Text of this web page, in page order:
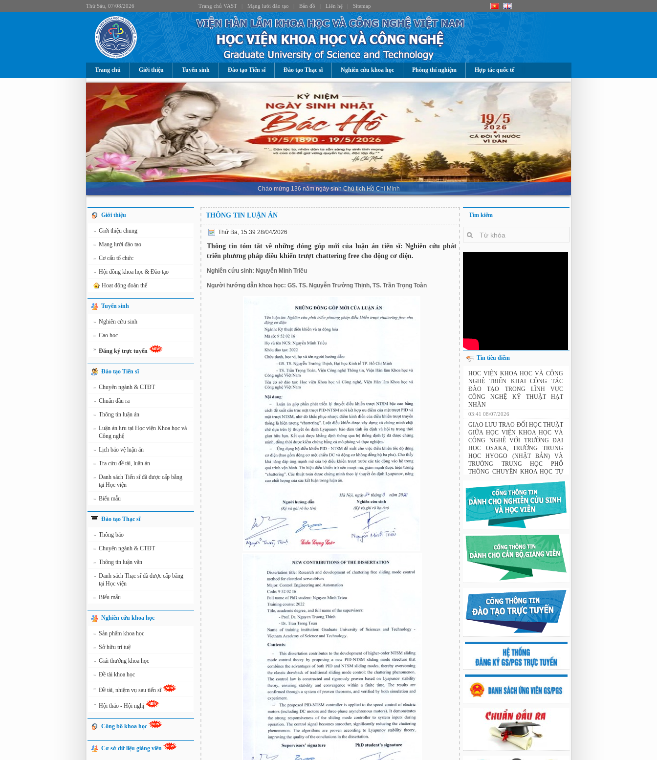
Thứ Sáu, 07/08/2026 Trang chủ VAST| Mạng lưới đào tạo Bản đồ Liên hệ| Sitemap
Trang chủ Giới thiệu Tuyển sinh Đào tạo Tiến sĩ Đào tạo Thạc sĩ Nghiên cứu khoa học Phòng thí nghiệm Hợp tác quốc tế
Chào mừng 136 năm ngày sinh Chủ tịch Hồ Chí Minh
Giới thiệu
» Giới thiệu chung
» Mạng lưới đào tạo
» Cơ cấu tổ chức
» Hội đồng khoa học & Đào tạo
Hoạt động đoàn thể
Tuyển sinh
» Nghiên cứu sinh
» Cao học
» Đăng ký trực tuyến
Đào tạo Tiến sĩ
» Chuyên ngành & CTĐT
» Chuẩn đầu ra
» Thông tin luận án
» Luận án lưu tại Học viện Khoa học và
Công nghệ
» Lịch bảo vệ luận án
» Tra cứu đề tài, luận án
» Danh sách Tiến sĩ đã được cấp bằng
tại Học viện
» Biểu mẫu
Đào tạo Thạc sĩ
» Thông báo
» Chuyên ngành & CTĐT
» Thông tin luận văn
» Danh sách Thạc sĩ đã được cấp bằng
tại Học viện
» Biểu mẫu
Nghiên cứu khoa học
» Sản phẩm khoa học
» Sở hữu trí tuệ
» Giải thưởng khoa học
» Đề tài khoa học
» Đề tài, nhiệm vụ sau tiến sĩ
» Hội thảo - Hội nghị
Công bố khoa học
Cơ sở dữ liệu giảng viên
THÔNG TIN LUẬN ÁN
Thứ Ba, 15:39 28/04/2026
Thông tin tóm tắt về những đóng góp mới của luận án tiến sĩ: Nghiên cứu phát
triển phương pháp điều khiển trượt chattering free cho động cơ điện.
Nghiên cứu sinh: Nguyễn Minh Triều
Người hướng dẫn khoa học: GS. TS. Nguyễn Trường Thịnh, TS. Trần Trọng Toàn
Tìm kiếm
Tin tiêu điểm
THÔNG BÁO: Xét duyệt học bổng do
Tập đoàn Novatech tài trợ năm 2026
HỌC VIỆN KHOA HỌC VÀ CÔNG
NGHỆ TRIỂN KHAI CÔNG TÁC
ĐÀO TẠO TRONG LĨNH VỰC
CÔNG NGHỆ KỸ THUẬT HẠT
NHÂN
03:41 08/07/2026
GIAO LƯU TRAO ĐỔI HỌC THUẬT
GIỮA HỌC VIỆN KHOA HỌC VÀ
CÔNG NGHỆ VỚI TRƯỜNG ĐẠI
HỌC OSAKA, TRƯỜNG TRUNG
HỌC HYOGO (NHẬT BẢN) VÀ
TRƯỜNG TRUNG HỌC PHỔ
THÔNG CHUYÊN KHOA HỌC TỰ
02:22 23/07/2026
THÔNG BÁO: Về việc đăng ký tham
gia lớp bồi dưỡng nghiệp vụ sư phạm
cho giảng viên.
03:12 29/07/2026
Nghiên cứu chế tạo hệ thống xác định
hướng vật thể độ chính xác cao dựa trên
từ kế và vật liệu biến hóa
9:33 sáng thứ hai, 03/08/2026
Nghiên cứu chế tạo hệ thống xác định
hướng vật thể độ chính xác cao dựa trên
từ kế và vật liệu biến hóa
9:33 sáng thứ hai, 03/08/2026